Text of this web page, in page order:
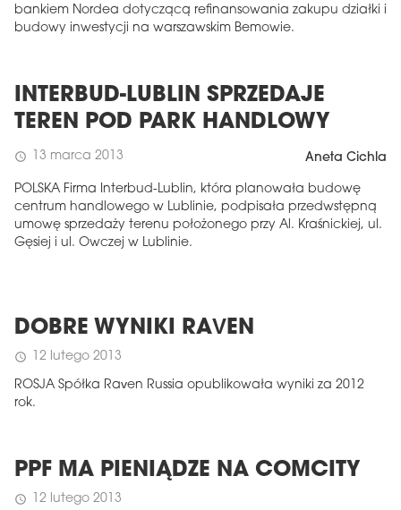
bankiem Nordea dotyczącą refinansowania zakupu działki i
budowy inwestycji na warszawskim Bemowie.
INTERBUD-LUBLIN SPRZEDAJE
TEREN POD PARK HANDLOWY
schedule 13 marca 2013 Aneta Cichla
POLSKA Firma Interbud-Lublin, która planowała budowę
centrum handlowego w Lublinie, podpisała przedwstępną
umowę sprzedaży terenu położonego przy Al. Kraśnickiej, ul.
Gęsiej i ul. Owczej w Lublinie.
DOBRE WYNIKI RAVEN
schedule 12 lutego 2013
ROSJA Spółka Raven Russia opublikowała wyniki za 2012
rok.
PPF MA PIENIĄDZE NA COMCITY
schedule 12 lutego 2013